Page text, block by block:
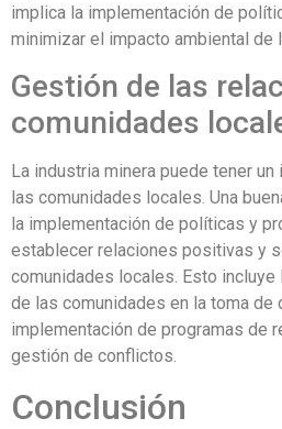
implica la implementación de
minimizar el impacto ambiental de
Gestión de las
comunidades
La industria minera puede tener
las comunidades locales. Una
la implementación de políticas y
establecer relaciones positivas y
comunidades locales. Esto
de las comunidades en la toma de
implementación de programas de
gestión de conflictos.
Conclusión